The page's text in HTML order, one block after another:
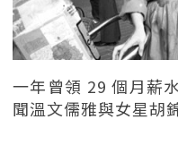
一年曾領 29 個月薪
聞溫文儒雅與女星胡